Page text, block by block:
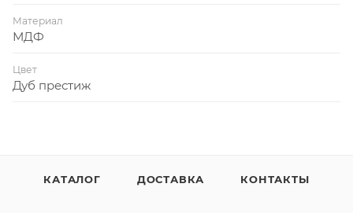
Материал
МДФ
Цвет
Дуб престиж
КАТАЛОГ ДОСТАВКА КОНТАКТЫ